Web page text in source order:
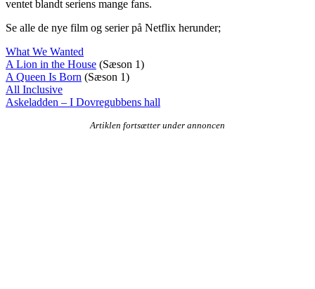
ventet blandt seriens mange fans.
Se alle de nye film og serier på Netflix herunder;
What We Wanted
A Lion in the House (Sæson 1)
A Queen Is Born (Sæson 1)
All Inclusive
Askeladden – I Dovregubbens hall
Artiklen fortsætter under annoncen